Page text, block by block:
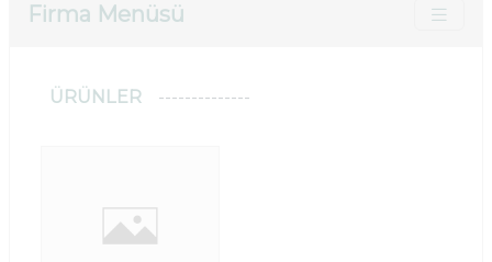
Firma Menüsü
ÜRÜNLER